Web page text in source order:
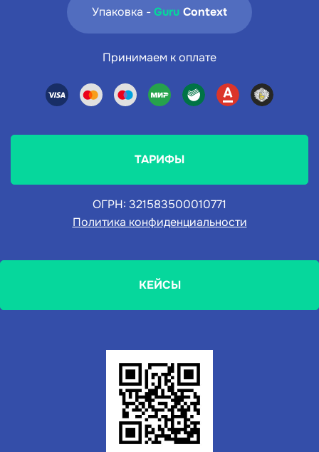
Упаковка -Guru Context
Принимаем к оплате
ТАРИФЫ
ОГРН: 321583500010771
Политика конфиденциальности
КЕЙСЫ